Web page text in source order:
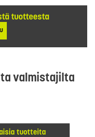
tuotteesta
valmistajilta
tuotteita